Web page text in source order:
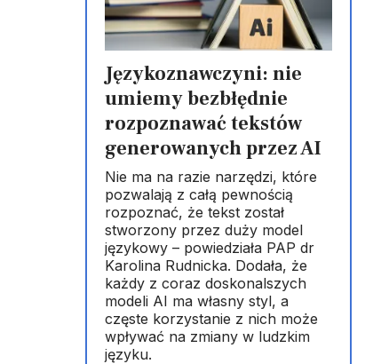
Językoznawczyni: nie
umiemy bezbłędnie
rozpoznawać tekstów
generowanych przez AI
Nie ma na razie narzędzi, które
pozwalają z całą pewnością
rozpoznać, że tekst został
stworzony przez duży model
językowy – powiedziała PAP dr
Karolina Rudnicka. Dodała, że
każdy z coraz doskonalszych
modeli AI ma własny styl, a
częste korzystanie z nich może
wpływać na zmiany w ludzkim
języku.